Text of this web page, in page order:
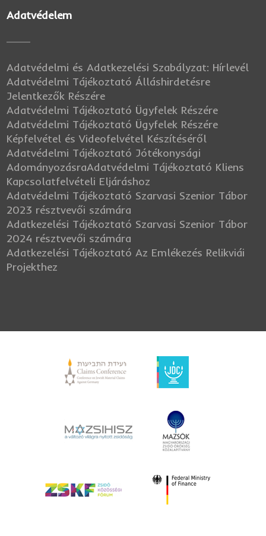
Adatvédelem
Adatvédelmi és Adatkezelési Szabályzat: Hírlevél
Adatvédelmi Tájékoztató Álláshirdetésre
Jelentkezők Részére
Adatvédelmi Tájékoztató Ügyfelek Részére
Adatvédelmi Tájékoztató Ügyfelek Részére
Képfelvétel és Videofelvétel Készítéséről
Adatvédelmi Tájékoztató Jótékonysági
AdományozásraAdatvédelmi Tájékoztató Kliens
Kapcsolatfelvételi Eljáráshoz
Adatvédelmi Tájékoztató Szarvasi Szenior Tábor
2023 résztvevői számára
Adatkezelési Tájékoztató Szarvasi Szenior Tábor
2024 résztvevői számára
Adatkezelési Tájékoztató Az Emlékezés Relikviái
Projekthez